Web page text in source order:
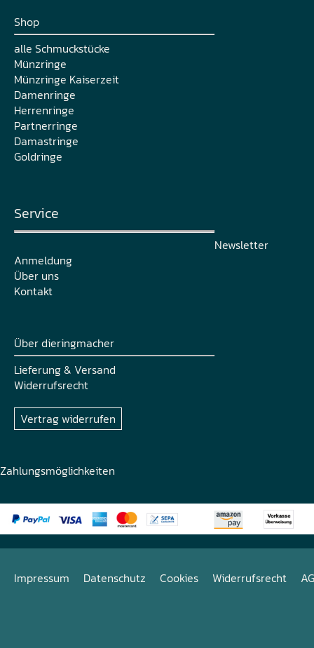
Shop
alle Schmuckstücke
Münzringe
Münzringe Kaiserzeit
Damenringe
Herrenringe
Partnerringe
Damastringe
Goldringe
Service
Newsletter
Anmeldung
Über uns
Kontakt
Über dieringmacher
Lieferung & Versand
Widerrufsrecht
Vertrag widerrufen
Zahlungsmöglichkeiten
Impressum Datenschutz Cookies Widerrufsrecht